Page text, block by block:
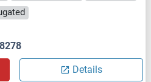
Details